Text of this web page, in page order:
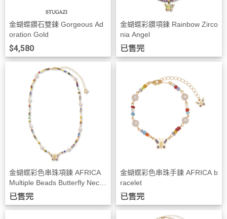
金蝴蝶鑽石雙鍊 Gorgeous Ad
oration Gold
$4,580
金蝴蝶彩鑽項鍊 Rainbow Zirco
nia Angel
已售完
金蝴蝶彩色串珠項鍊 AFRICA
Multiple Beads Butterfly Neckl
ace
已售完
金蝴蝶彩色串珠手鍊 AFRICA b
racelet
已售完